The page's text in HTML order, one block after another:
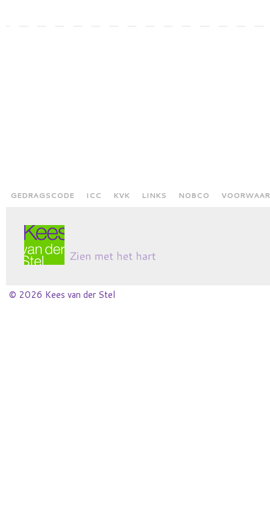
GEDRAGSCODE ICC KVK LINKS NOBCO
© 2026 Kees van der Stel